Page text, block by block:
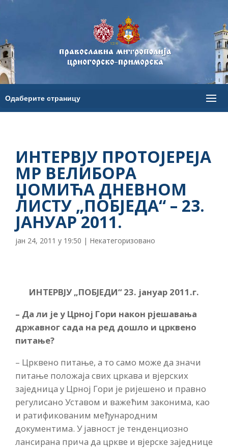
ИНТЕРВЈУ ПРОТОЈЕРЕЈА
МР ВЕЛИБОРА
ЏОМИЋА ДНЕВНОМ
ЛИСТУ „ПОБЈЕДА“ – 23.
ЈАНУАР 2011.
јан 24, 2011 у 19:50 | Некатегоризовано
ИНТЕРВЈУ „ПОБЈЕДИ“ 23. јануар 2011.г.
– Да ли је у Црној Гори након рјешавања
државног сада на ред дошло и црквено
питање?
– Црквено питање, а то само може да значи
питање положаја свих цркава и вјерских
заједница у Црној Гори је ријешено и правно
регулисано Уставом и важећим законима, као
и ратификованим међународним
документима. У јавност је тенденциозно
лансирана прича да цркве и вјерске заједнице